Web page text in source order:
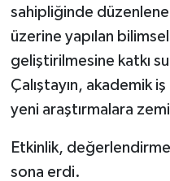
sahipliğinde
üzerine yapılan bilimsel
geliştirilmesine katkı
Çalıştayın, akademik
yeni araştırmalara
Etkinlik,
sona erdi.